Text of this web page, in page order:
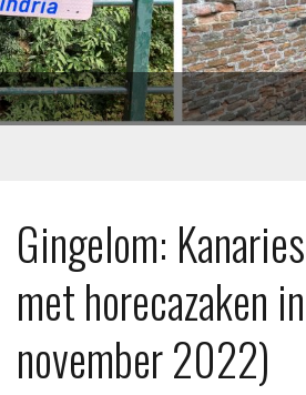
Gingelom:
met horecazaken
november 2022)